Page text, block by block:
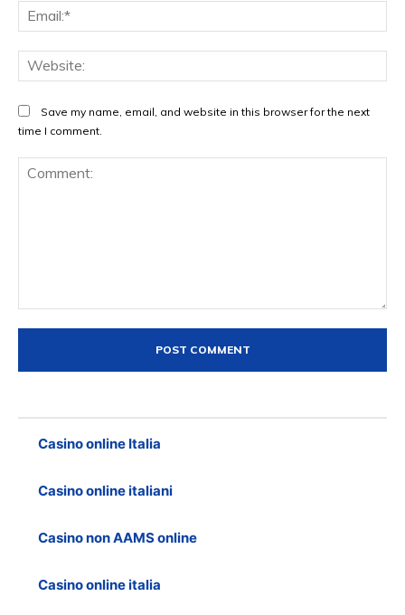
Save my name, email, and website in this browser for the next
time I comment.
Casino online Italia
Casino online italiani
Casino non AAMS online
Casino online italia